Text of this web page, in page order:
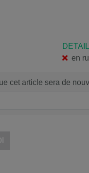
en
cet article sera de